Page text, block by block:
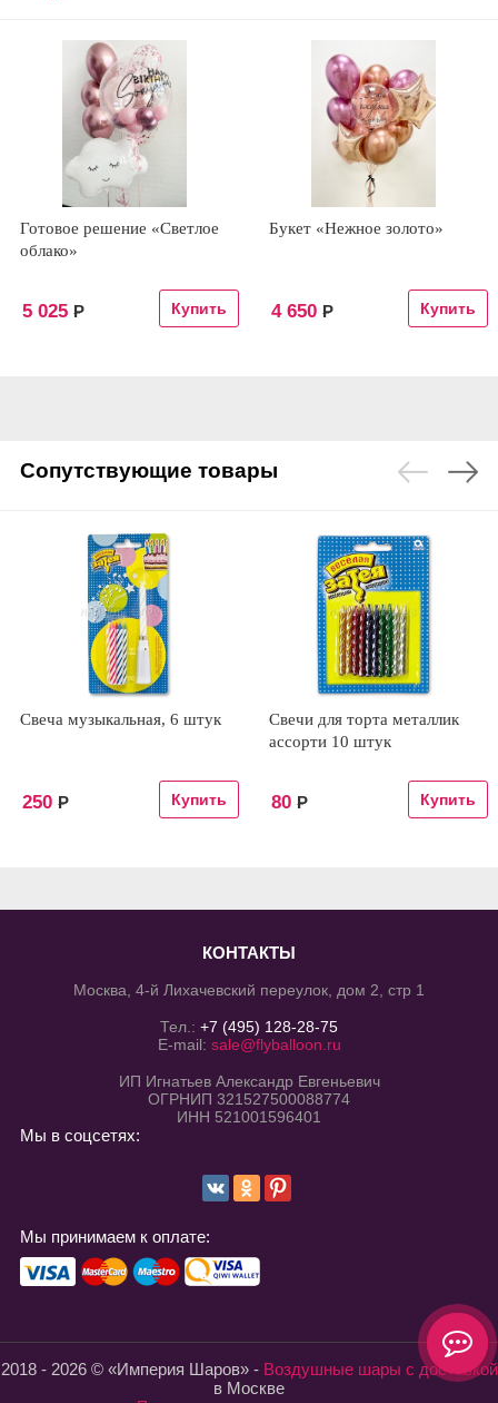
Готовое решение «Светлое
облако»
5 025 Р
Букет «Нежное золото»
4 650 Р
Сопутствующие товары
Свеча музыкальная, 6 штук
250 Р
Свечи для торта металлик
ассорти 10 штук
80 Р
КОНТАКТЫ
Москва, 4-й Лихачевский переулок, дом 2, стр 1
Тел.: +7 (495) 128-28-75
E-mail: sale@flyballoon.ru
ИП Игнатьев Александр Евгеньевич
ОГРНИП 321527500088774
ИНН 521001596401
Мы в соцсетях:
Мы принимаем к оплате:
2018 - 2026 © «Империя Шаров» - Воздушные шары с доставкой
в Москве